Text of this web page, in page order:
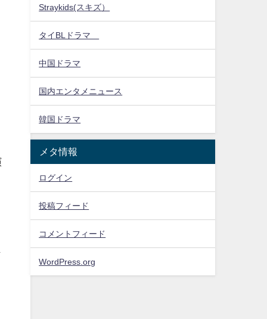
Straykids(スキズ）
タイBLドラマ
中国ドラマ
国内エンタメニュース
韓国ドラマ
メタ情報
ログイン
投稿フィード
コメントフィード
WordPress.org